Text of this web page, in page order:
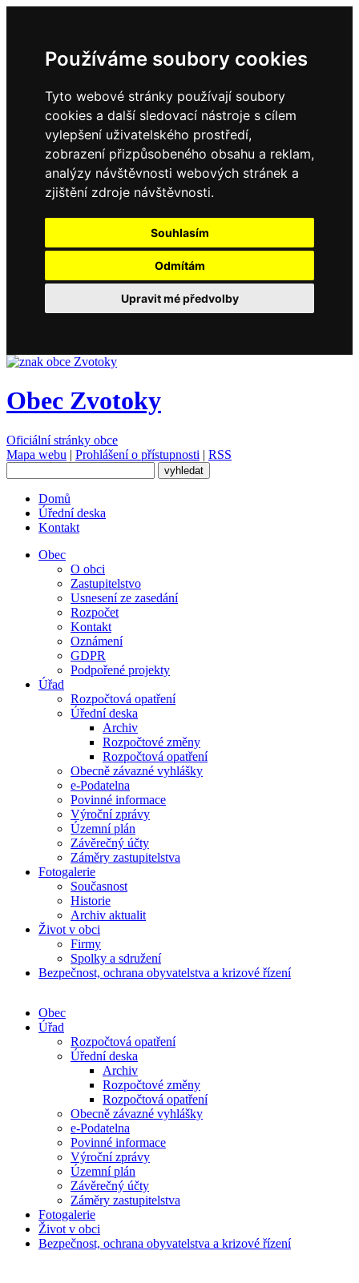
Používáme soubory cookies
Tyto webové stránky používají soubory
cookies a další sledovací nástroje s cílem
vylepšení uživatelského prostředí,
zobrazení přizpůsobeného obsahu a reklam,
analýzy návštěvnosti webových stránek a
zjištění zdroje návštěvnosti.
Souhlasím
Odmítám
Upravit mé předvolby
Obec Zvotoky
Oficiální stránky obce
Mapa webu | Prohlášení o přístupnosti | RSS
Domů
Úřední deska
Kontakt
Obec
O obci
Zastupitelstvo
Usnesení ze zasedání
Rozpočet
Kontakt
Oznámení
GDPR
Podpořené projekty
Úřad
Rozpočtová opatření
Úřední deska
Archiv
Rozpočtové změny
Rozpočtová opatření
Obecně závazné vyhlášky
e-Podatelna
Povinné informace
Výroční zprávy
Územní plán
Závěrečný účty
Záměry zastupitelstva
Fotogalerie
Současnost
Historie
Archiv aktualit
Život v obci
Firmy
Spolky a sdružení
Bezpečnost, ochrana obyvatelstva a krizové řízení
Obec
Úřad
Rozpočtová opatření
Úřední deska
Archiv
Rozpočtové změny
Rozpočtová opatření
Obecně závazné vyhlášky
e-Podatelna
Povinné informace
Výroční zprávy
Územní plán
Závěrečný účty
Záměry zastupitelstva
Fotogalerie
Život v obci
Bezpečnost, ochrana obyvatelstva a krizové řízení